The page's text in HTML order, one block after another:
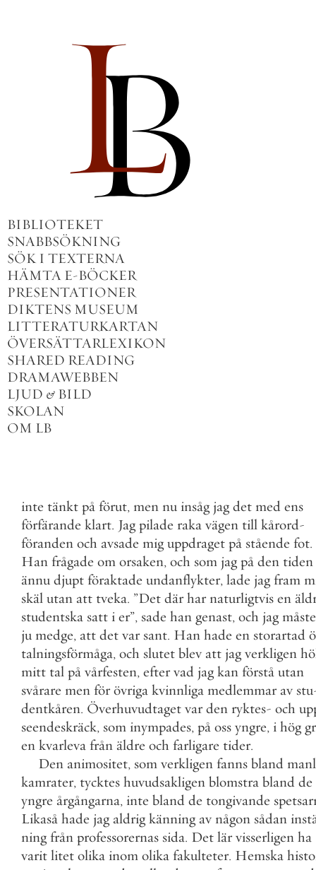
BIBLIOTEKET
SNABBSÖKNING
SÖK I TEXTERNA
HÄMTA E-BÖCKER
PRESENTATIONER
DIKTENS MUSEUM
LITTERATURKARTAN
ÖVERSÄTTARLEXIKON
SHARED READING
DRAMAWEBBEN
LJUD & BILD
SKOLAN
OM LB
inte tänkt på förut, men nu insåg jag det med ens
förfärande klart. Jag pilade raka vägen till kårord-
föranden och avsade mig uppdraget på stående fot.
Han frågade om orsaken, och som jag på den tiden
ännu djupt föraktade undanflykter, lade jag fram
skäl utan att tveka. ”Det där har naturligtvis en
studentska satt i er”, sade han genast, och jag måste
ju medge, att det var sant. Han hade en storartad
talningsförmåga, och slutet blev att jag verkligen
mitt tal på vårfesten, efter vad jag kan förstå utan
svårare men för övriga kvinnliga medlemmar av stu
dentkåren. Överhuvudtaget var den ryktes- och
seendeskräck, som inympades, på oss yngre, i hög
en kvarleva från äldre och farligare tider.
Den animositet, som verkligen fanns bland
kamrater, tycktes huvudsakligen blomstra bland de
yngre årgångarna, inte bland de tongivande
Likaså hade jag aldrig känning av någon sådan
ning från professorernas sida. Det lär visserligen ha
varit litet olika inom olika fakulteter. Hemska